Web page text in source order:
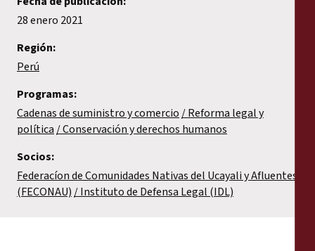
28 enero 2021
Región:
Perú
Programas:
Cadenas de suministro y comercio
Reforma legal y
política Conservación y derechos humanos
Socios:
Federacíon de Comunidades Nativas del Ucayali y Afluentes
(FECONAU)
Instituto de Defensa Legal (IDL)